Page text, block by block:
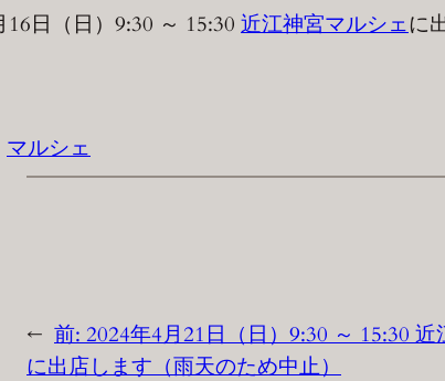
16日（日）9:30 ～ 15:30 近江神宮マルシェに
マルシェ
← 前: 2024年4月21日（日）9:30 ～ 15:30
に出店します（雨天のため中止）